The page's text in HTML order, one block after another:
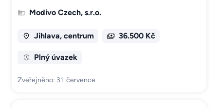
Modivo Czech, s.r.o.
Jihlava, centrum 36.500 Kč
Plný úvazek
Zveřejněno: 31. července